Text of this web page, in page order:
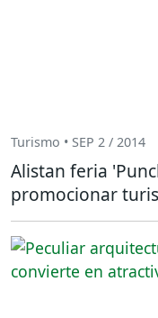
Turismo • SEP 2 / 2014
Alistan feria
promocionar